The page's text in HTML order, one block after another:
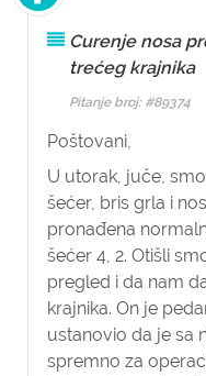
Curenje nosa
trećeg krajnika
Pitanje broj: #89374
Poštovani,
U utorak, juče,
šećer, bris grla i
pronađena
šećer 4, 2. Otišli
pregled i da nam
krajnika. On je
ustanovio da je sa
spremno za